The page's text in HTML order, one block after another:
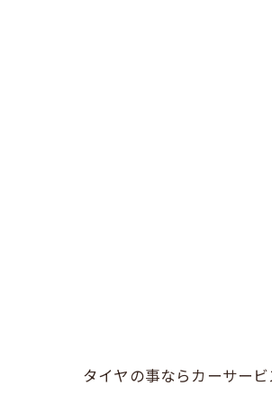
タイヤの事ならカーサー